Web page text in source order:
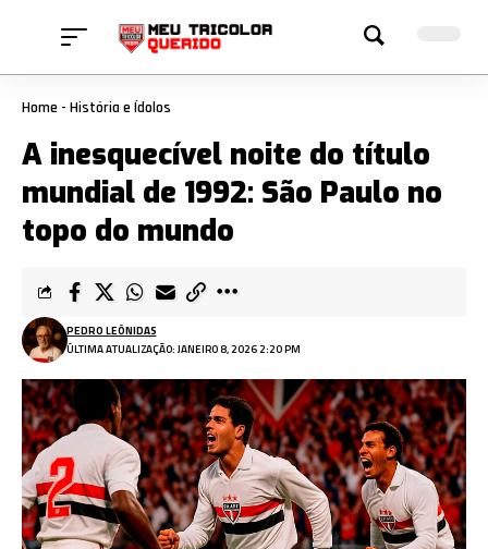
Home - História e Ídolos
A inesquecível noite do título
mundial de 1992: São Paulo no
topo do mundo
ÚLTIMA ATUALIZAÇÃO: JANEIRO 8, 2026 2:20 PM
PEDRO LEÔNIDAS